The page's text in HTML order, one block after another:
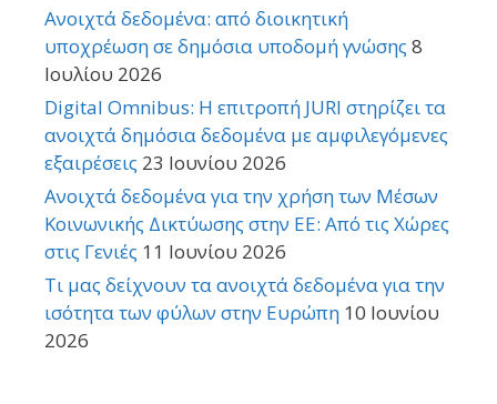
Ανοιχτά δεδομένα: από διοικητική
υποχρέωση σε δημόσια υποδομή γνώσης 8
Ιουλίου 2026
Digital Omnibus: Η επιτροπή JURI στηρίζει τα
ανοιχτά δημόσια δεδομένα με αμφιλεγόμενες
εξαιρέσεις 23 Ιουνίου 2026
Ανοιχτά δεδομένα για την χρήση των Μέσων
Κοινωνικής Δικτύωσης στην ΕΕ: Από τις Χώρες
στις Γενιές 11 Ιουνίου 2026
Τι μας δείχνουν τα ανοιχτά δεδομένα για την
ισότητα των φύλων στην Ευρώπη 10 Ιουνίου
2026